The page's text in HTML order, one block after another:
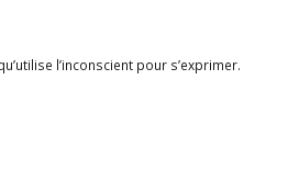
l’inconscient pour s’exprimer.